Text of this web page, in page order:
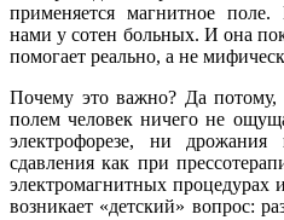
применяется магнитное
нами у сотен больных. И она
помогает реально, а не
Почему это важно? Да
полем человек ничего не
электрофорезе, ни
сдавления как при
электромагнитных процедурах
возникает «детский» вопрос: